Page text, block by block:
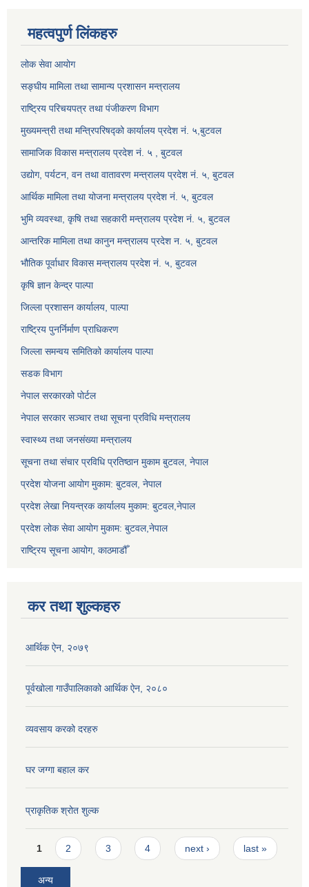
महत्वपुर्ण लिंकहरु
लोक सेवा आयोग
सङ्घीय मामिला तथा सामान्य प्रशासन मन्त्रालय
राष्ट्रिय परिचयपत्र तथा पंजीकरण विभाग
मुख्यमन्त्री तथा मन्त्रिपरिषद्को कार्यालय प्रदेश नं. ५,बुटवल
सामाजिक विकास मन्त्रालय प्रदेश नं. ५ , बुटवल
उद्याेग, पर्यटन, वन तथा वातावरण मन्त्रालय प्रदेश नं. ५, बुटवल
आर्थिक मामिला तथा योजना मन्त्रालय प्रदेश नं. ५, बुटवल
भुमि व्यवस्था, कृषि तथा सहकारी मन्त्रालय प्रदेश नं. ५, बुटवल
आन्तरिक मामिला तथा कानुन मन्त्रालय प्रदेश न. ५, बुटवल
भौतिक पूर्वाधार विकास मन्त्रालय प्रदेश नं. ५, बुटवल
कृषि ज्ञान केन्द्र पाल्पा
जिल्ला प्रशासन कार्यालय, पाल्पा
राष्ट्रिय पुनर्निर्माण प्राधिकरण
जिल्ला समन्वय समितिको कार्यालय पाल्पा
सडक विभाग
नेपाल सरकारको पोर्टल
नेपाल सरकार सञ्‍चार तथा सूचना प्रविधि मन्त्रालय
स्वास्थ्य तथा जनसंख्या मन्त्रालय
सूचना तथा संचार प्रविधि प्रतिष्ठान मुकाम बुटवल, नेपाल
प्रदेश योजना आयोग मुकाम: बुटवल, नेपाल
प्रदेश लेखा नियन्त्रक कार्यालय मुकाम: बुटवल,नेपाल
प्रदेश लोक सेवा आयोग मुकाम: बुटवल,नेपाल
राष्ट्रिय सूचना आयोग, काठमाडौँ
कर तथा शुल्कहरु
आर्थिक ऐन, २०७९
पूर्वखोला गाउँपालिकाको आर्थिक ऐन, २०८०
व्यवसाय करको दरहरु
घर जग्गा बहाल कर
प्राकृतिक श्रोत शुल्क
Pages
1 2 3 4 next › last »
अन्य